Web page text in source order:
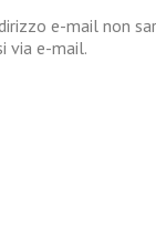
e-mail non
via e-mail.